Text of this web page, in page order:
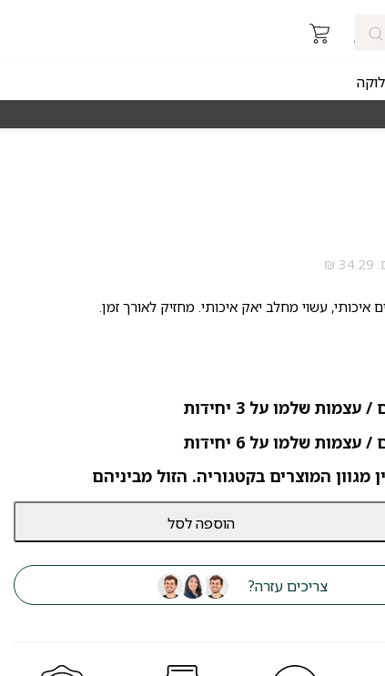
איכותי, עשוי מחלב יאק איכותי. מחזיק לאורך זמן.
מגוון המוצרים בקטגוריה. הזול מביניהם
הוספה לסל
צריכים עזרה?